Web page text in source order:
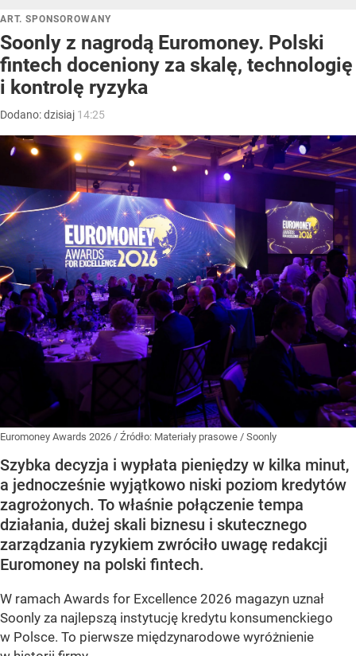
ART. SPONSOROWANY
Soonly z nagrodą Euromoney. Polski
fintech doceniony za skalę, technologię
i kontrolę ryzyka
Dodano:dzisiaj 14:25
Euromoney Awards 2026 / Źródło: Materiały prasowe / Soonly
Szybka decyzja i wypłata pieniędzy w kilka minut,
a jednocześnie wyjątkowo niski poziom kredytów
zagrożonych. To właśnie połączenie tempa
działania, dużej skali biznesu i skutecznego
zarządzania ryzykiem zwróciło uwagę redakcji
Euromoney na polski fintech.
W ramach Awards for Excellence 2026 magazyn uznał
Soonly za najlepszą instytucję kredytu konsumenckiego
w Polsce. To pierwsze międzynarodowe wyróżnienie